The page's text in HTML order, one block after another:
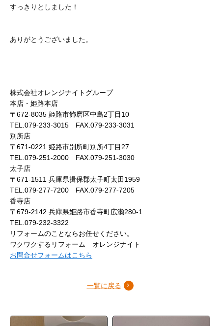
すっきりとしました！
ありがとうございました。
株式会社オレンジナイトグループ
本店・姫路本店
〒672-8035 姫路市飾磨区中島2丁目10
TEL.079-233-3015 FAX.079-233-3031
別所店
〒671-0221 姫路市別所町別所4丁目27
TEL.079-251-2000 FAX.079-251-3030
太子店
〒671-1511 兵庫県揖保郡太子町太田1959
TEL.079-277-7200 FAX.079-277-7205
香寺店
〒679-2142 兵庫県姫路市香寺町広瀬280-1
TEL.079-232-3322
リフォームのことならお任せください。
ワクワクするリフォーム オレンジナイト
お問合せフォームはこちら
一覧に戻る